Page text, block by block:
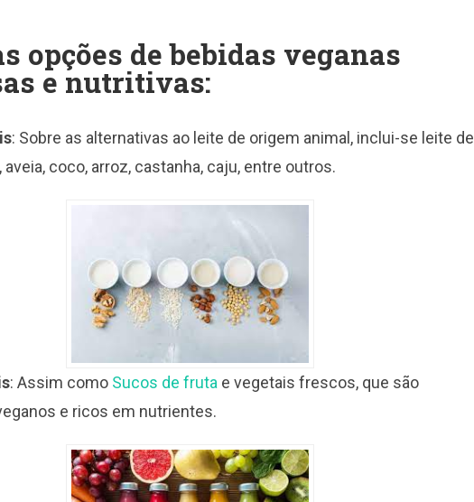
opções de bebidas veganas
e nutritivas:
: Sobre as alternativas ao leite de origem animal, inclui-se leite de
aveia, coco, arroz, castanha, caju, entre outros.
: Assim comoSucos de frutae vegetais frescos, que são
e ricos em nutrientes.